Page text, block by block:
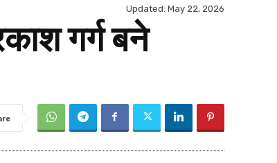
Updated: May 22, 2026
गर्ग बने